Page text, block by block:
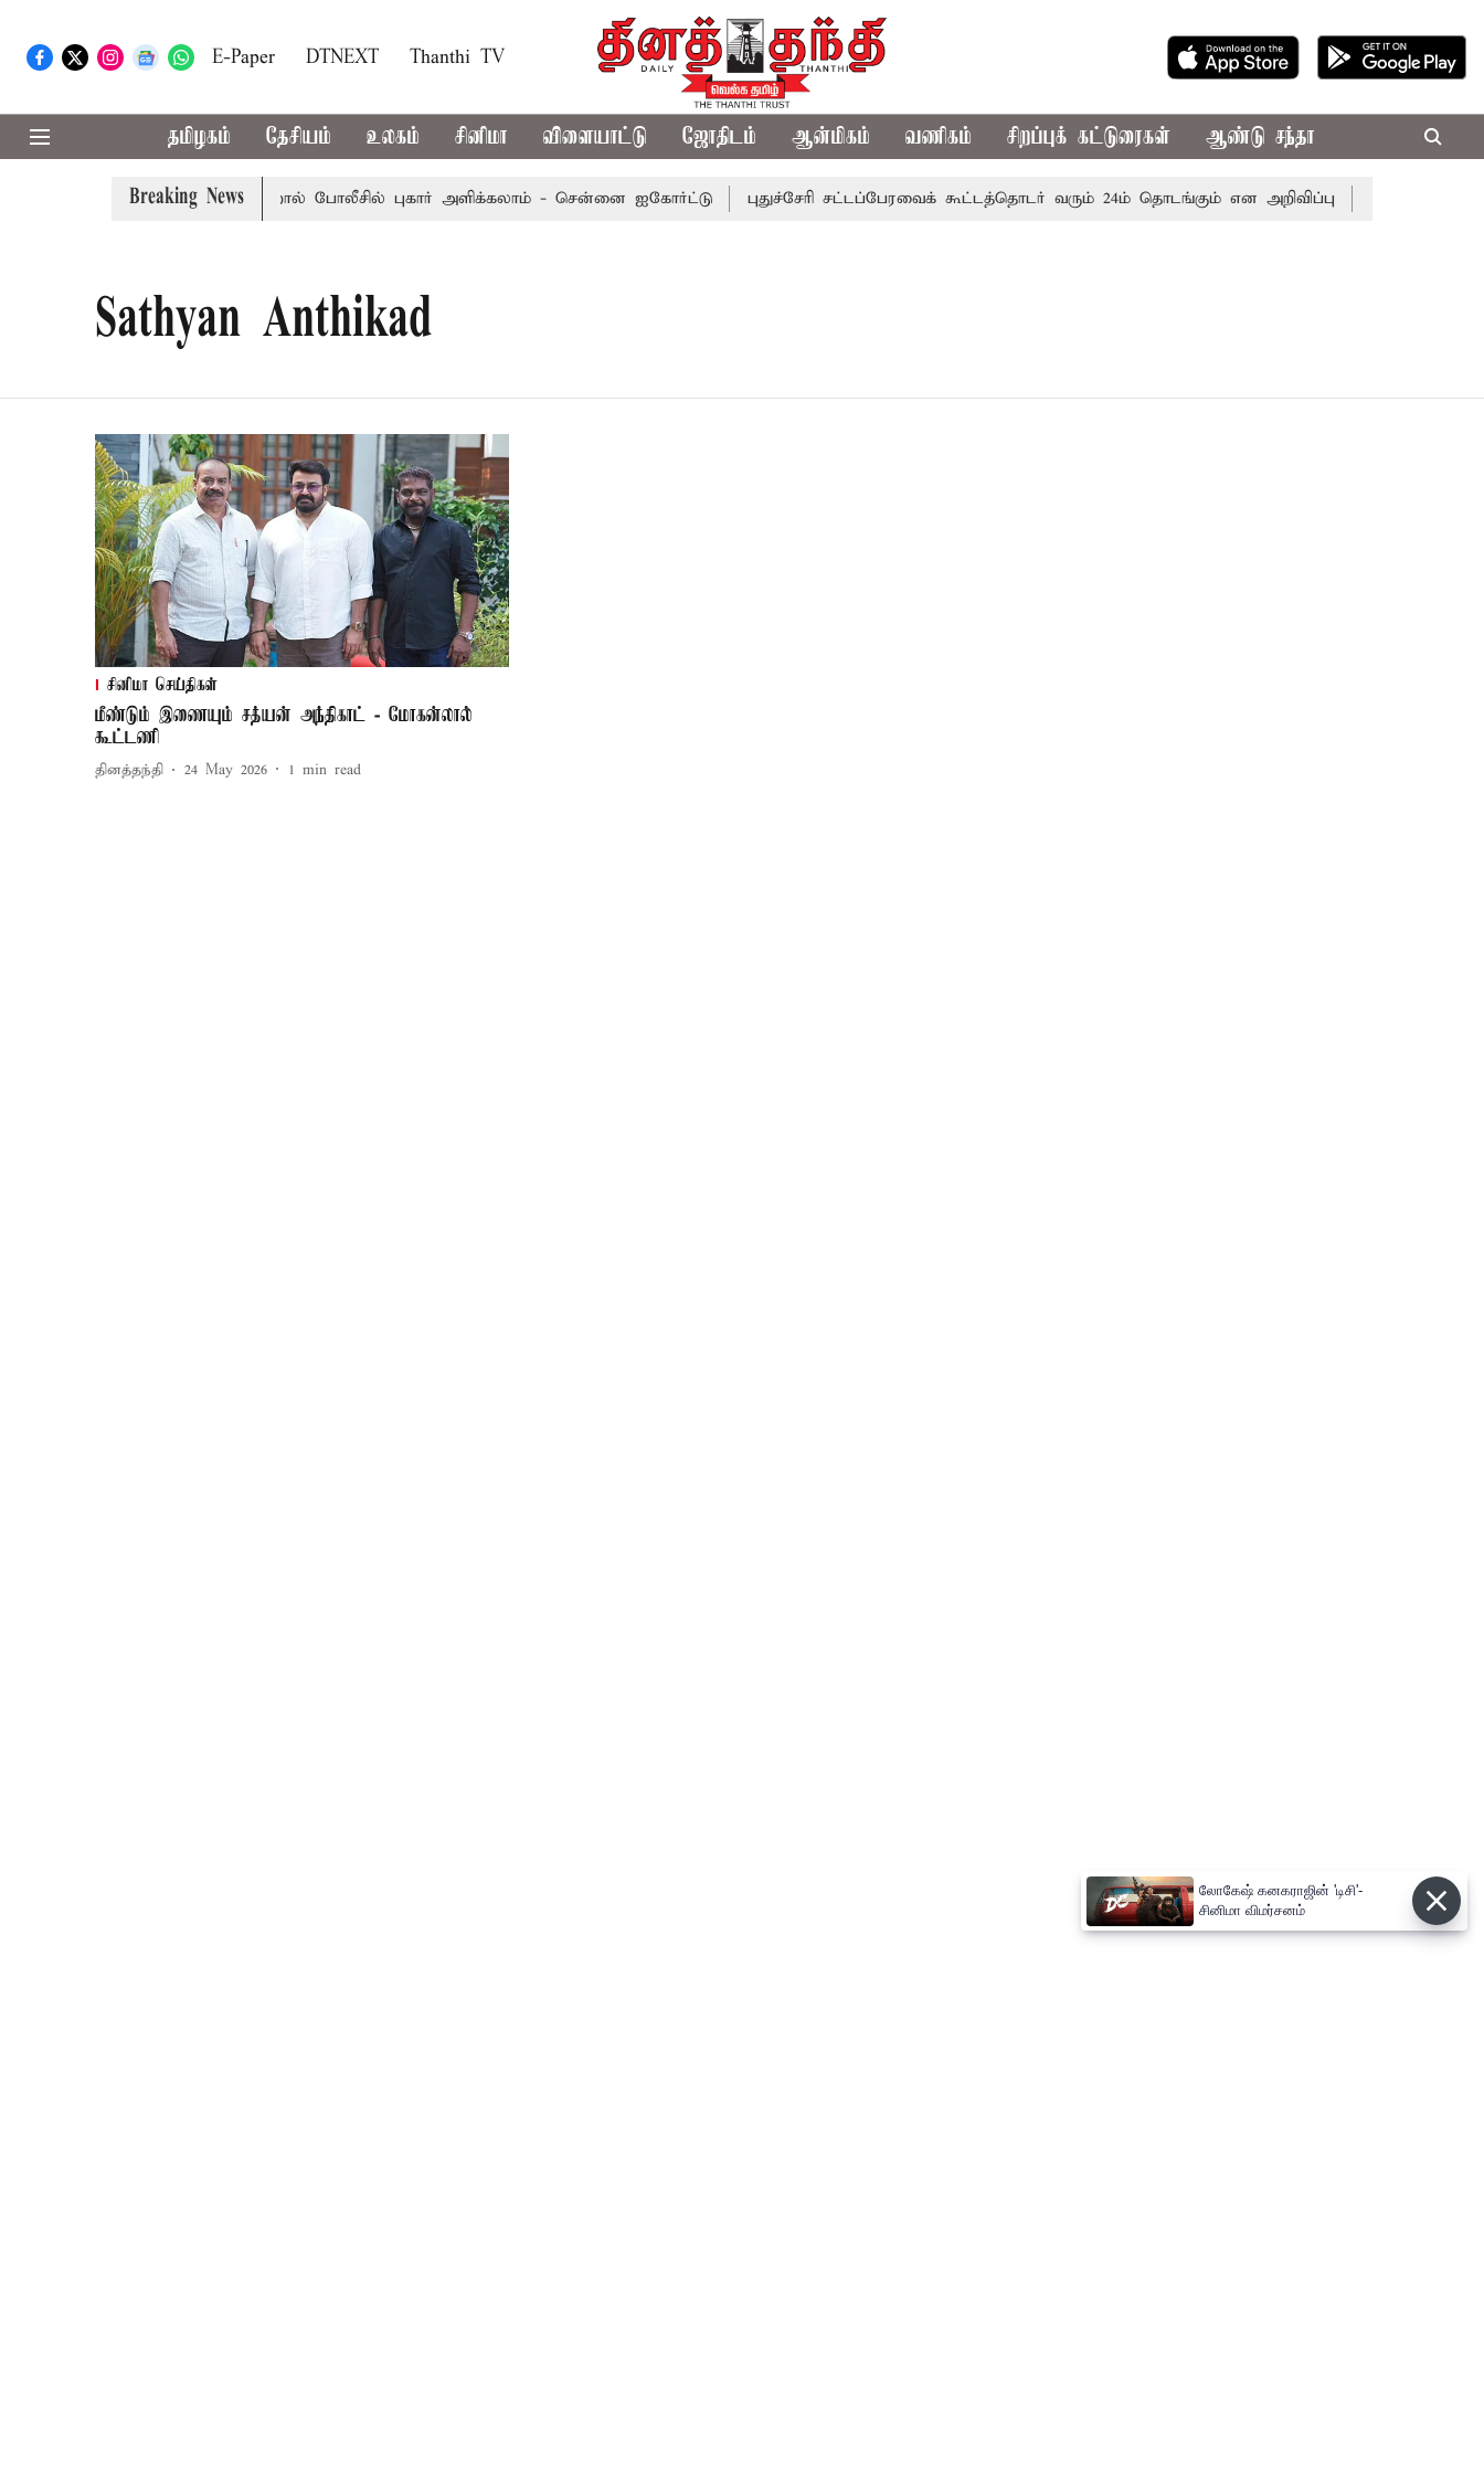
E-Paper DTNEXT Thanthi TV
தமிழகம் தேசியம் உலகம் சினிமா விளையாட்டு ஜோதிடம் ஆன்மிகம் வணிகம் சிறப்புக் கட்டுரைகள் ஆண்டு சந்தா
Breaking News
கூடுதல் விலைக்கு மதுவிற்றால் போலீசில் புகார் அளிக்கலாம் - சென்னை ஐகோர்ட்டு புதுச்சேரி சட்டப்பேரவைக் கூட்டத்தொடர் வரும் 24ம் தொடங்கும் என அறிவிப்பு
Sathyan Anthikad
சினிமா செய்திகள்
மீண்டும் இணையும் சத்யன் அந்திகாட் - மோகன்லால்
கூட்டணி
தினத்தந்தி 24 May 2026 1 min read
லோகேஷ் கனகராஜின் 'டிசி'-
சினிமா விமர்சனம்